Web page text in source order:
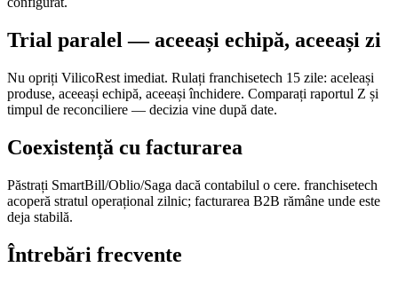
Trial paralel — aceeași echipă, aceeași zi
Nu opriți VilicoRest imediat. Rulați franchisetech 15 zile: aceleași
produse, aceeași echipă, aceeași închidere. Comparați raportul Z și
timpul de reconciliere — decizia vine după date.
Coexistență cu facturarea
Păstrați SmartBill/Oblio/Saga dacă contabilul o cere. franchisetech
acoperă stratul operațional zilnic; facturarea B2B rămâne unde este
deja stabilă.
Întrebări frecvente